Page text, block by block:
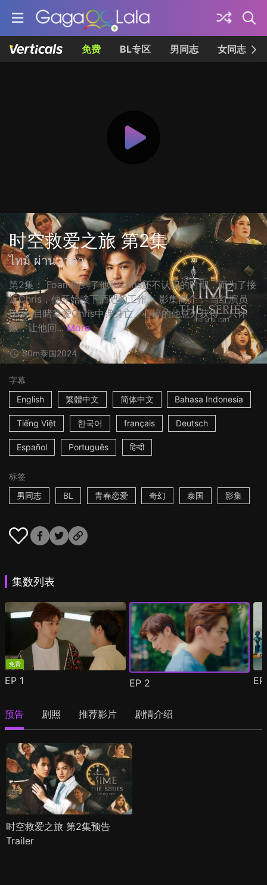
免费 BL专区 男同志 女同志
时空救爱之旅 第2集
ไทม์ ผ่าน เวลา
第2集： Foam回到了他和Chris还不认识的时期，而为了接
近Chris，他开始接下酒吧的工作。 影集简介： 当红演员
Foam目睹挚爱Chris中弹身亡，心碎的他意外获得一只怀
錶，让他回... More
50m泰国2024
字幕
English
繁體中文 简体中文 Bahasa Indonesia
Tiếng Việt 한국어 français Deutsch
Español Português हिन्दी
标签
男同志
BL 青春恋爱 奇幻 泰国 影集
集数列表
免费
EP 1 EP 2
预告 剧照 推荐影片 剧情介绍
时空救爱之旅 第2集预告
Trailer